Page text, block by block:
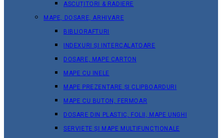
ASCUȚITORI & RADIERE
MAPE, DOSARE, ARHIVARE
BIBLIORAFTURI
INDEXURI ȘI INTERCALATOARE
DOSARE, MAPE CARTON
MAPE CU INELE
MAPE PREZENTARE ȘI CLIPBOARDURI
MAPE CU BUTON, FERMOAR
DOSARE DIN PLASTIC, FOLII, MAPE UNGHI
SERVIETE ȘI MAPE MULTIFUNCȚIONALE